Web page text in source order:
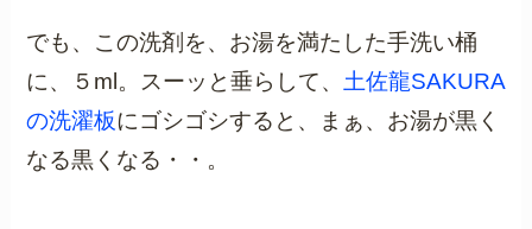
でも、この洗剤を、お湯を満たした手洗い桶
に、５ml。スーッと垂らして、 土佐龍SAKURA
の洗濯板にゴシゴシすると、まぁ、お湯が黒く
なる黒くなる・・。